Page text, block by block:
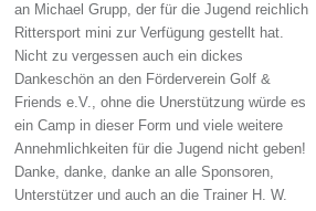
an Michael Grupp, der für die Jugend reichlich
Rittersport mini zur Verfügung gestellt hat.
Nicht zu vergessen auch ein dickes
Dankeschön an den Förderverein Golf &
Friends e.V., ohne die Unerstützung würde es
ein Camp in dieser Form und viele weitere
Annehmlichkeiten für die Jugend nicht geben!
Danke, danke, danke an alle Sponsoren,
Unterstützer und auch an die Trainer H. W.